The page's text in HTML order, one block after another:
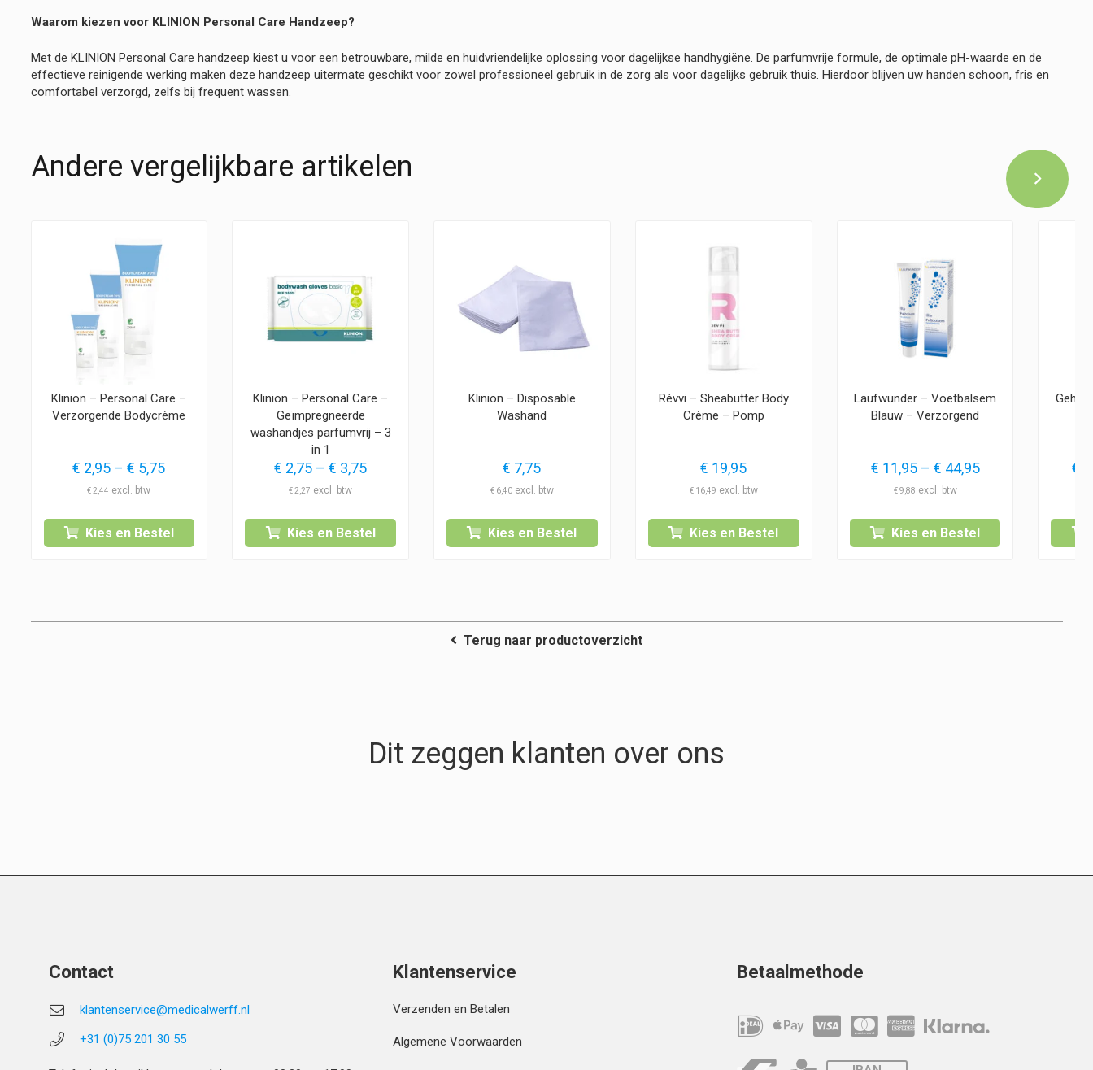
Waarom kiezen voor KLINION Personal Care Handzeep?
Met de KLINION Personal Care handzeep kiest u voor een betrouwbare, milde en huidvriendelijke oplossing voor dagelijkse handhygiëne. De parfumvrije formule, de optimale pH-waarde en de
effectieve reinigende werking maken deze handzeep uitermate geschikt voor zowel professioneel gebruik in de zorg als voor dagelijks gebruik thuis. Hierdoor blijven uw handen schoon, fris en
comfortabel verzorgd, zelfs bij frequent wassen.
Andere vergelijkbare artikelen
Klinion – Personal Care –
Verzorgende Bodycrème
€ 2,95 – € 5,75Prijsklasse:
€ 5,75
€2,44
Kies en Bestel
Klinion – Personal Care –
Geïmpregneerde
washandjes parfumvrij – 3
in 1
€ 2,75 – € 3,75Prijsklasse:
€ 3,75
€2,27
Kies en Bestel
Klinion – Disposable
Washand
€ 7,75
€6,40
Kies en Bestel
Révvi – Sheabutter Body
Crème – Pomp
€ 19,95
€16,49
Kies en Bestel
Laufwunder – Voetbalsem
Blauw – Verzorgend
€ 11,95 – € 44,95Prijsklasse:
€ 44,95
€9,88
Kies en Bestel
€
Terug naar productoverzicht
Dit zeggen klanten over ons
Contact
klantenservice@medicalwerff.nl
+31 (0)75 201 30 55
Klantenservice
Verzenden en Betalen
Algemene Voorwaarden
Betaalmethode